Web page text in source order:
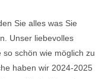
Sie alles was Sie
Unser liebevolles
schön wie möglich zu
haben wir 2024-2025